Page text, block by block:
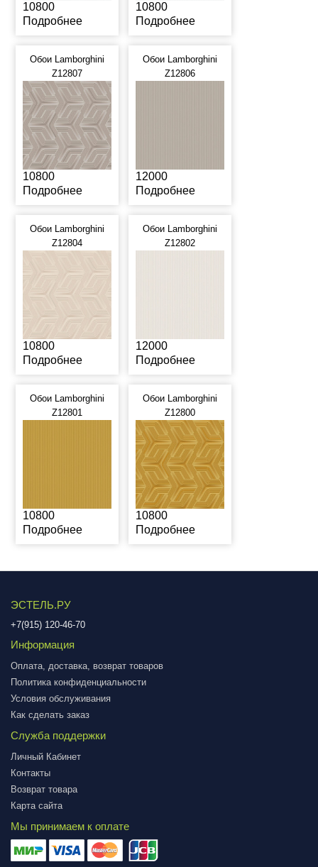
10800
Подробнее
10800
Подробнее
Обои Lamborghini
Z12807
10800
Подробнее
Обои Lamborghini
Z12806
12000
Подробнее
Обои Lamborghini
Z12804
10800
Подробнее
Обои Lamborghini
Z12802
12000
Подробнее
Обои Lamborghini
Z12801
10800
Подробнее
Обои Lamborghini
Z12800
10800
Подробнее
ЭСТЕЛЬ.РУ
+7(915) 120-46-70
Информация
Оплата, доставка, возврат товаров
Политика конфиденциальности
Условия обслуживания
Как сделать заказ
Служба поддержки
Личный Кабинет
Контакты
Возврат товара
Карта сайта
Мы принимаем к оплате